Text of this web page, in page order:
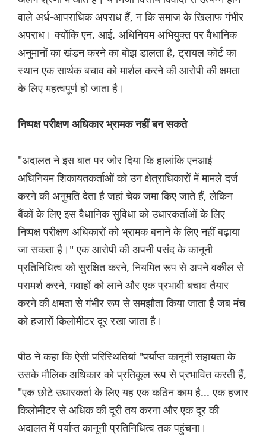
वाले अर्ध-आपराधिक अपराध हैं, न कि समाज के खिलाफ गंभीर
अपराध। क्योंकि एन. आई. अधिनियम अभियुक्त पर वैधानिक
अनुमानों का खंडन करने का बोझ डालता है, ट्रायल कोर्ट का
स्थान एक सार्थक बचाव को मार्शल करने की आरोपी की क्षमता
के लिए महत्वपूर्ण हो जाता है।
निष्पक्ष परीक्षण अधिकार भ्रामक नहीं बन सकते
"अदालत ने इस बात पर जोर दिया कि हालांकि एनआई
अधिनियम शिकायतकर्ताओं को उन क्षेत्राधिकारों में मामले दर्ज
करने की अनुमति देता है जहां चेक जमा किए जाते हैं, लेकिन
बैंकों के लिए इस वैधानिक सुविधा को उधारकर्ताओं के लिए
निष्पक्ष परीक्षण अधिकारों को भ्रामक बनाने के लिए नहीं बढ़ाया
जा सकता है।" एक आरोपी की अपनी पसंद के कानूनी
प्रतिनिधित्व को सुरक्षित करने, नियमित रूप से अपने वकील से
परामर्श करने, गवाहों को लाने और एक प्रभावी बचाव तैयार
करने की क्षमता से गंभीर रूप से समझौता किया जाता है जब मंच
को हजारों किलोमीटर दूर रखा जाता है।
पीठ ने कहा कि ऐसी परिस्थितियां "पर्याप्त कानूनी सहायता के
उसके मौलिक अधिकार को प्रतिकूल रूप से प्रभावित करती हैं,
"एक छोटे उधारकर्ता के लिए यह एक कठिन काम है... एक हजार
किलोमीटर से अधिक की दूरी तय करना और एक दूर की
अदालत में पर्याप्त कानूनी प्रतिनिधित्व तक पहुंचना।